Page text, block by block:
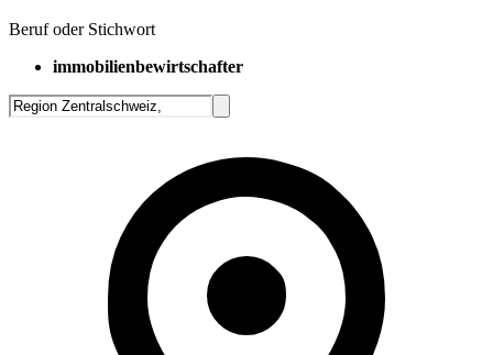
Beruf oder Stichwort
immobilienbewirtschafter